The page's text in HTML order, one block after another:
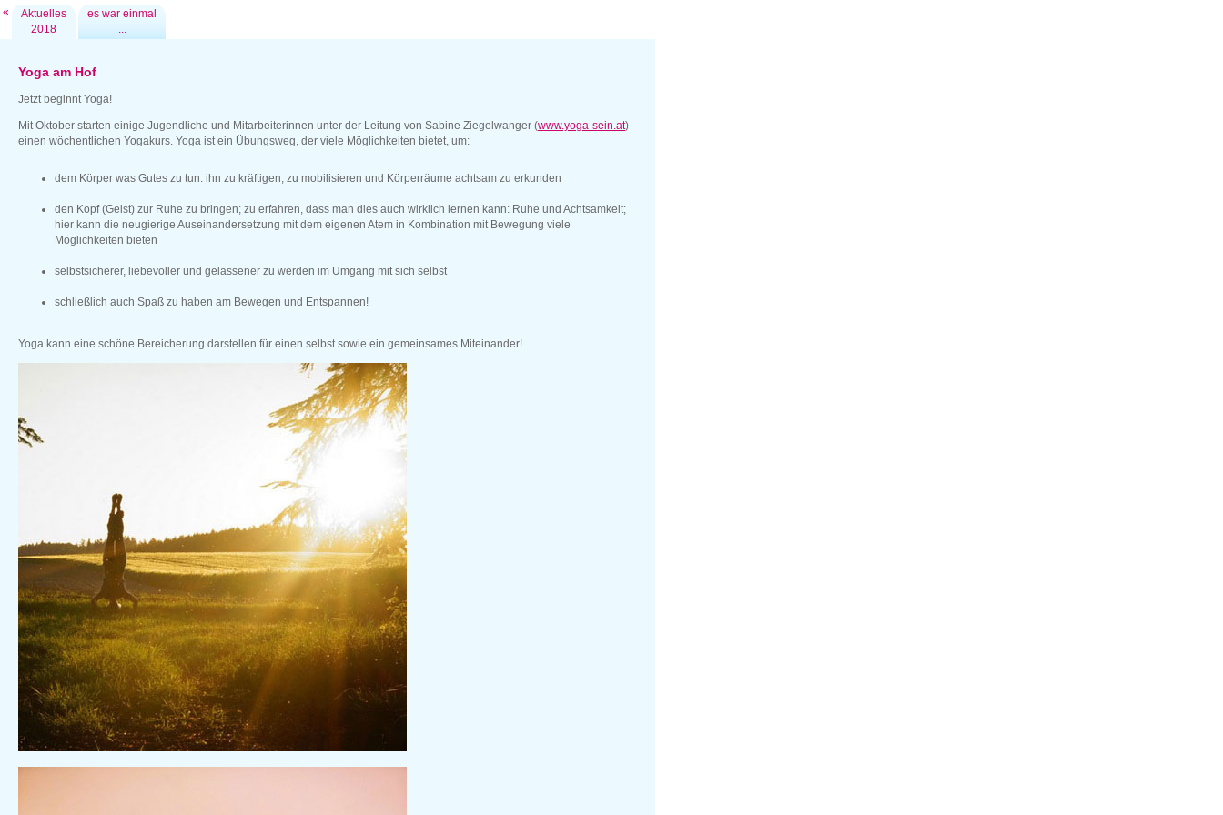
Yoga am Hof
Jetzt beginnt Yoga!
Mit Oktober starten einige Jugendliche und Mitarbeiterinnen unter der Leitung von Sabine Ziegelwanger (www.yoga-sein.at)
einen wöchentlichen Yogakurs. Yoga ist ein Übungsweg, der viele Möglichkeiten bietet, um:
dem Körper was Gutes zu tun: ihn zu kräftigen, zu mobilisieren und Körperräume achtsam zu erkunden
den Kopf (Geist) zur Ruhe zu bringen; zu erfahren, dass man dies auch wirklich lernen kann: Ruhe und Achtsamkeit;
hier kann die neugierige Auseinandersetzung mit dem eigenen Atem in Kombination mit Bewegung viele
Möglichkeiten bieten
selbstsicherer, liebevoller und gelassener zu werden im Umgang mit sich selbst
schließlich auch Spaß zu haben am Bewegen und Entspannen!
Yoga kann eine schöne Bereicherung darstellen für einen selbst sowie ein gemeinsames Miteinander!
«
Aktuelles
2018
es war einmal
...